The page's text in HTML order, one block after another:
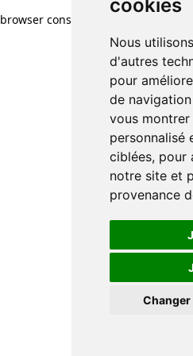
cookies
Nous
d'autres
pour
de
vous montrer
personnalisé
ciblées, pour
notre site et
provenance
Changer
browser console for more